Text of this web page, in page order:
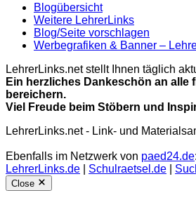
Blogübersicht
Weitere LehrerLinks
Blog/Seite vorschlagen
Werbegrafiken & Banner –
LehrerLinks.net stellt Ihnen täglich
Ein herzliches Dankeschön an
bereichern.
Viel Freude beim Stöbern und
LehrerLinks.net - Link- und
Ebenfalls im Netzwerk von paed24.de:
LehrerLinks.de
Schulraetsel.de
Close